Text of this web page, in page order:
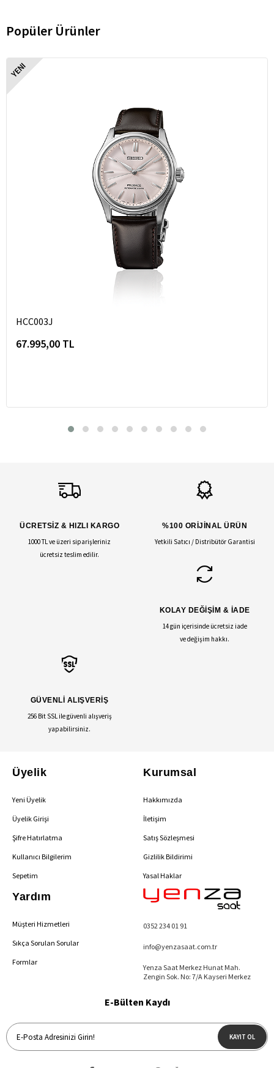
Popüler Ürünler
YENI
HCC003J
67.995,00 TL
ÜCRETSİZ & HIZLI KARGO
1000 TL ve üzeri siparişleriniz
ücretsiz teslim edilir.
%100 ORİJİNAL ÜRÜN
Yetkili Satıcı / Distribütör Garantisi
KOLAY DEĞİŞİM & İADE
14 gün içerisinde ücretsiz iade
ve değişim hakkı.
GÜVENLİ ALIŞVERİŞ
256 Bit SSL ile güvenli alışveriş
yapabilirsiniz.
Üyelik
Yeni Üyelik
Üyelik Girişi
Şifre Hatırlatma
Kullanıcı Bilgilerim
Sepetim
Kurumsal
Hakkımızda
İletişim
Satış Sözleşmesi
Gizlilik Bildirimi
Yasal Haklar
Yardım
Müşteri Hizmetleri
Sıkça Sorulan Sorular
Formlar
0352 234 01 91
info@yenzasaat.com.tr
Yenza Saat Merkez Hunat Mah.
Zengin Sok. No: 7/A Kayseri Merkez
E-Bülten Kaydı
KAYIT OL